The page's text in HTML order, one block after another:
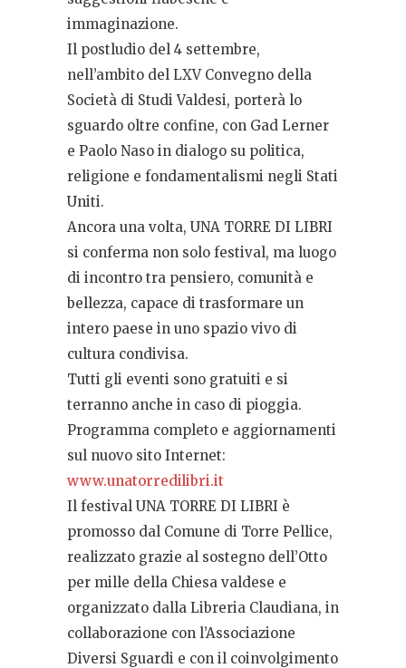
immaginazione.
Il postludio del 4 settembre,
nell’ambito del LXV Convegno della
Società di Studi Valdesi, porterà lo
sguardo oltre confine, con Gad Lerner
e Paolo Naso in dialogo su politica,
religione e fondamentalismi negli Stati
Uniti.
Ancora una volta, UNA TORRE DI LIBRI
si conferma non solo festival, ma luogo
di incontro tra pensiero, comunità e
bellezza, capace di trasformare un
intero paese in uno spazio vivo di
cultura condivisa.
Tutti gli eventi sono gratuiti e si
terranno anche in caso di pioggia.
Programma completo e aggiornamenti
sul nuovo sito Internet:
www.unatorredilibri.it
Il festival UNA TORRE DI LIBRI è
promosso dal Comune di Torre Pellice,
realizzato grazie al sostegno dell’Otto
per mille della Chiesa valdese e
organizzato dalla Libreria Claudiana, in
collaborazione con l’Associazione
Diversi Sguardi e con il coinvolgimento